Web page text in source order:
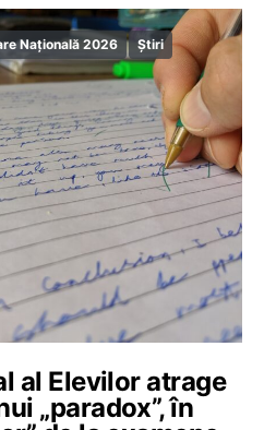
Națională 2026 Știri
al Elevilor atrage
„paradox”, în